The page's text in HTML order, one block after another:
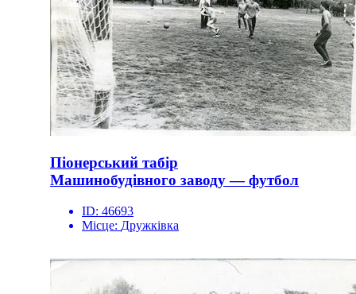
Піонерський табір
Машинобудівного заводу — футбол
ID: 46693
Місце: Дружківка